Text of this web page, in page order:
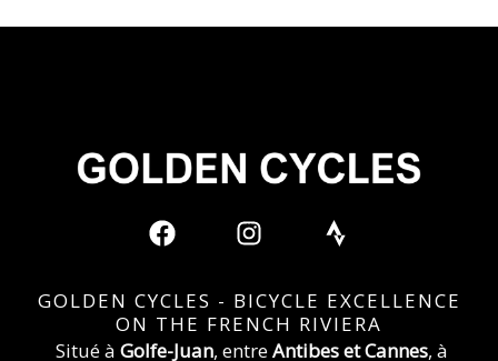
F
a
e
b
o
I
n
t
a
g
S
t
a
v
a
GOLDEN CYCLES - BICYCLE EXCELLENCE
ON THE FRENCH RIVIERA
Situé à Golfe-Juan, entreAntibes et Cannes, à